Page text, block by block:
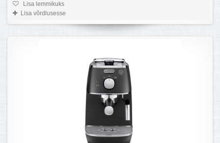
Lisa lemmikuks
Lisa võrdlusesse